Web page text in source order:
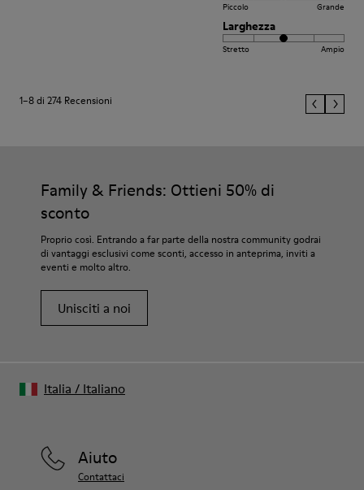
Piccolo Grande
Larghezza
Stretto Ampio
1–8 di 274 Recensioni
Family & Friends: Ottieni 50% di
sconto
Proprio così. Entrando a far parte della nostra community godrai
di vantaggi esclusivi come sconti, accesso in anteprima, inviti a
eventi e molto altro.
Unisciti a noi
Aiuto
Contattaci
Italia / Italiano